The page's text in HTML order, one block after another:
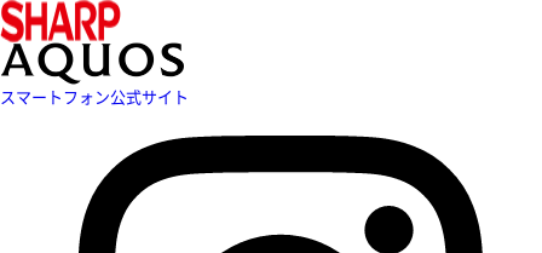
スマートフォン公式サイト